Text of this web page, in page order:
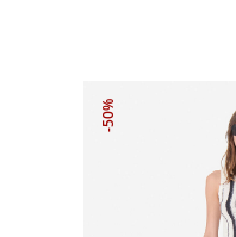
-50%